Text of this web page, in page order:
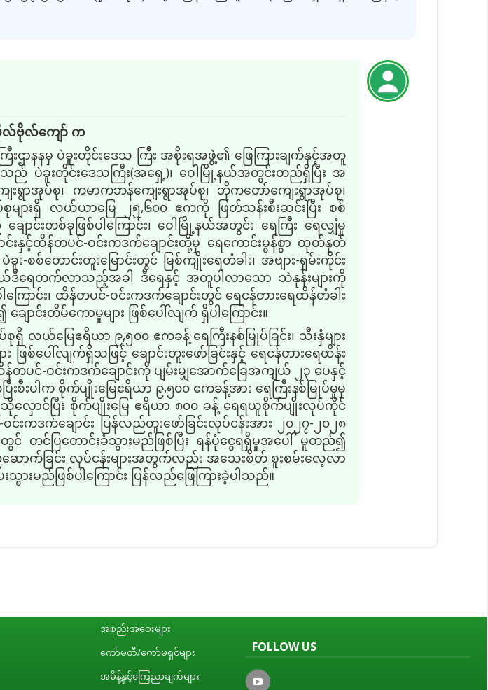
ဗိုလ်ဗိုလ်ကျော် က
ြီးဌာနနမှ ပဲခူးတိုင်းဒေသ ကြီး အစိုးရအဖွဲ့၏ ဖြေကြားချက်နှင့်အတူ
င်းသည် ပဲခူးတိုင်းဒေသကြီး(အရှေ့)၊ ဝေါမြို့နယ်အတွင်းတည်ရှိပြီး အ
ေးရွာအုပ်စု၊ ကမာကဘန်ကျေးရွာအုပ်စု၊ ဘိုကတော်ကျေးရွာအုပ်စု၊
ျားရှိ လယ်ယာမြေ ၂၅,၆၀၀ ဧကကို ဖြတ်သန်းစီးဆင်းပြီး စစ်
ာင်းတစ်ခုဖြစ်ပါကြောင်း၊ ဝေါမြို့နယ်အတွင်း ရေကြီး ရေလျှံမှု
ောင်းနှင့်ထိန်တပင်-ဝင်းကဒက်ချောင်းတို့မှ ရေကောင်းမွန်စွာ ထုတ်နုတ်
စ်တောင်းတူးမြောင်းတွင် မြစ်ကျိုးရေတံခါး၊ အဗျား-ရှမ်းကိုင်း
ရေတက်လာသည့်အခါ ဒီရေနှင့် အတူပါလာသော သဲနုန်းများကို
ကြောင်း၊ ထိန်တပင်-ဝင်းကဒက်ချောင်းတွင် ရေငန်တားရေထိန်တံခါး
င်းတိမ်ကောမှုများ ဖြစ်ပေါ်လျက် ရှိပါကြောင်း။
ယ်မြေဧရိယာ ၉,၅၀၀ ဧကခန့် ရေကြီးနစ်မြုပ်ခြင်း၊ သီးနှံများ
ဖြစ်ပေါ်လျက်ရှိသဖြင့် ချောင်းတူးဖော်ခြင်းနှင့် ရေငန်တားရေထိန်း
င်-ဝင်းကဒက်ချောင်းကို ပျမ်းမျှအောက်ခြေအကျယ် ၂၃ ပေနှင့်
းစီးပါက စိုက်ပျိုးမြေဧရိယာ ၉,၅၀၀ ဧကခန့်အား ရေကြီးနစ်မြုပ်မှုမှ
ောင်ပြီး စိုက်ပျိုးမြေ ဧရိယာ ၈၀၀ ခန့် ရေရယူစိုက်ပျိုးလုပ်ကိုင်
ကဒက်ချောင်း ပြန်လည်တူးဖော်ခြင်းလုပ်ငန်းအား ၂၀၂၇-၂၀၂၈
တင်ပြတောင်းခံသွားမည်ဖြစ်ပြီး ရန်ပုံငွေရရှိမှုအပေါ် မူတည်၍
ဆောက်ခြင်း လုပ်ငန်းများအတွက်လည်း အသေးစိတ် စူးစမ်းလေ့လာ
းမည်ဖြစ်ပါကြောင်း ပြန်လည်ဖြေကြားခဲ့ပါသည်။
အစည်းအဝေးများ
ကော်မတီ/ကော်မရှင်များ
အမိန့်နှင့်ကြေညာချက်များ
FOLLOW US